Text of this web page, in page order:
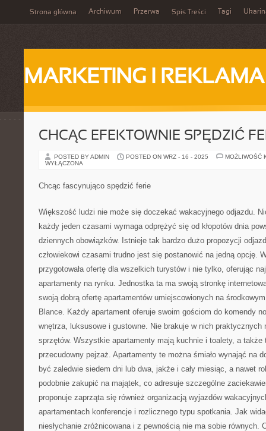
Strona główna Archiwum Przerwa Spis Treści Tagi
MARKETING I REKLAMA
CHCĄC EFEKTOWNIE SPĘDZIĆ
POSTED BY ADMIN POSTED ON WRZ - 16 - 2025
MOŻLIWOŚĆ
WYŁĄCZONA
Chcąc fascynująco spędzić ferie
Większość ludzi nie może się doczekać wakacyjnego odjazdu.
każdy jeden czasami wymaga odprężyć się od kłopotów dnia
dziennych obowiązków. Istnieje tak bardzo dużo propozycji
człowiekowi czasami trudno jest się postanowić na jedną opcję.
przygotowała ofertę dla wszelkich turystów i nie tylko, oferując
apartamenty na rynku. Jednostka ta ma swoją stronkę
swoją dobrą ofertę apartamentów umiejscowionych na
Blance. Każdy apartament oferuje swoim gościom do komendy
wnętrza, luksusowe i gustowne. Nie brakuje w nich praktycznych
sprzętów. Wszystkie apartamenty mają kuchnie i toalety, a
przecudowny pejzaż. Apartamenty te można śmiało wynająć na
być zaledwie siedem dni lub dwa, jakże i cały miesiąc, a nawet
podobnie zakupić na majątek, co adresuje szczególne
proponuje zaprząta się również organizacją wyjazdów
apartamentach konferencje i rozlicznego typu spotkania. Jak
niesłychanie zróżnicowana i z pewnością nie ma sobie równych.